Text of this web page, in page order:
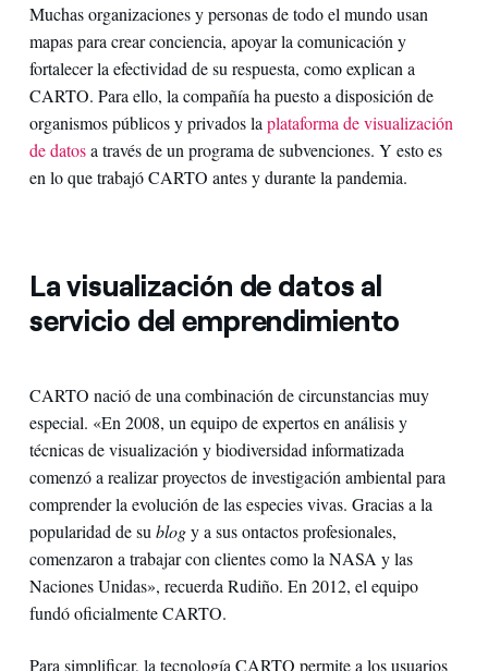
Muchas organizaciones y personas de todo el mundo usan
mapas para crear conciencia, apoyar la comunicación y
fortalecer la efectividad de su respuesta, como explican a
CARTO. Para ello, la compañía ha puesto a disposición de
organismos públicos y privados laplataforma de visualización
de datosa través de un programa de subvenciones. Y esto es
en lo que trabajó CARTO antes y durante la pandemia.
La visualización de datos al
servicio del emprendimiento
CARTO nació de una combinación de circunstancias muy
especial. «En 2008, un equipo de expertos en análisis y
técnicas de visualización y biodiversidad informatizada
comenzó a realizar proyectos de investigación ambiental para
comprender la evolución de las especies vivas. Gracias a la
popularidad de su blogy a sus ontactos profesionales,
comenzaron a trabajar con clientes como la NASA y las
Naciones Unidas», recuerda Rudiño. En 2012, el equipo
fundó oficialmente CARTO.
Para simplificar, la tecnología CARTO permite a los usuarios